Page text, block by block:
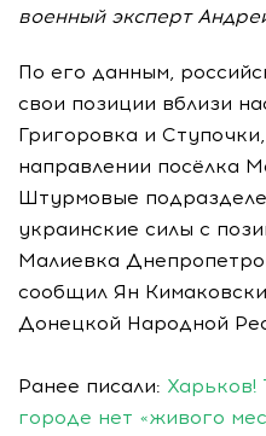
военный эксперт
По его данным,
свои позиции вблизи
Григоровка и
направлении посёлка
Штурмовые
украинские силы с
Малиевка
сообщил Ян
Донецкой Народной
Ранее писали: Харьков!
городе нет «живого